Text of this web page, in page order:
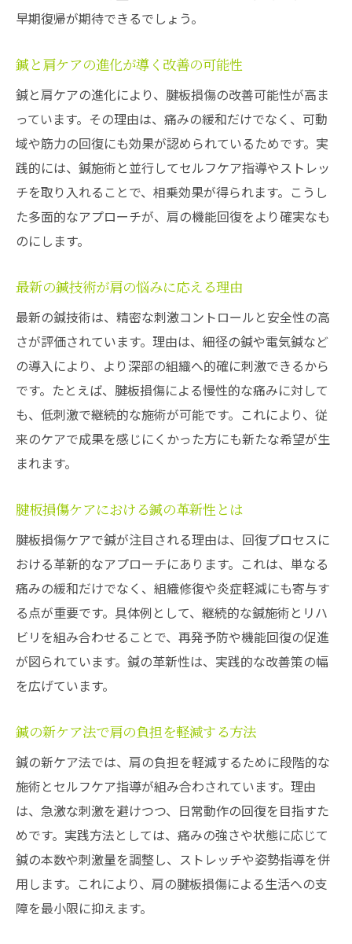
早期復帰が期待できるでしょう。
鍼と肩ケアの進化が導く改善の可能性
鍼と肩ケアの進化により、腱板損傷の改善可能性が高ま
っています。その理由は、痛みの緩和だけでなく、可動
域や筋力の回復にも効果が認められているためです。実
践的には、鍼施術と並行してセルフケア指導やストレッ
チを取り入れることで、相乗効果が得られます。こうし
た多面的なアプローチが、肩の機能回復をより確実なも
のにします。
最新の鍼技術が肩の悩みに応える理由
最新の鍼技術は、精密な刺激コントロールと安全性の高
さが評価されています。理由は、細径の鍼や電気鍼など
の導入により、より深部の組織へ的確に刺激できるから
です。たとえば、腱板損傷による慢性的な痛みに対して
も、低刺激で継続的な施術が可能です。これにより、従
来のケアで成果を感じにくかった方にも新たな希望が生
まれます。
腱板損傷ケアにおける鍼の革新性とは
腱板損傷ケアで鍼が注目される理由は、回復プロセスに
おける革新的なアプローチにあります。これは、単なる
痛みの緩和だけでなく、組織修復や炎症軽減にも寄与す
る点が重要です。具体例として、継続的な鍼施術とリハ
ビリを組み合わせることで、再発予防や機能回復の促進
が図られています。鍼の革新性は、実践的な改善策の幅
を広げています。
鍼の新ケア法で肩の負担を軽減する方法
鍼の新ケア法では、肩の負担を軽減するために段階的な
施術とセルフケア指導が組み合わされています。理由
は、急激な刺激を避けつつ、日常動作の回復を目指すた
めです。実践方法としては、痛みの強さや状態に応じて
鍼の本数や刺激量を調整し、ストレッチや姿勢指導を併
用します。これにより、肩の腱板損傷による生活への支
障を最小限に抑えます。